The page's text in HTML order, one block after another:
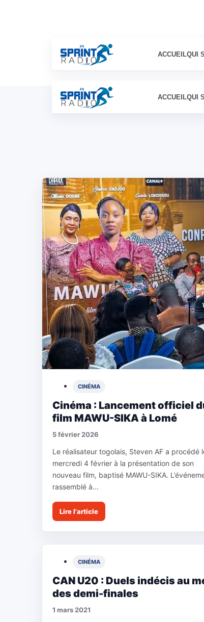
ACCUEILQUI
ACCUEILQUI
CINÉMA
Cinéma : Lancement officiel
film MAWU-SIKA à Lomé
5 février 2026
Le réalisateur togolais, Steven AF a procédé
mercredi 4 février à la présentation de son
nouveau film, baptisé MAWU-SIKA.
rassemblé à...
Lire l'article
CINÉMA
CAN U20 : Duels indécis au
des demi-finales
1 mars 2021